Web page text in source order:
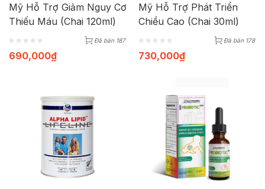
Mỹ Hỗ Trợ Giảm Nguy Cơ
Thiếu Máu (Chai 120ml)
Đã bán 187
690,000₫
Mỹ Hỗ Trợ Phát Triển
Chiều Cao (Chai 30ml)
Đã bán 178
730,000₫